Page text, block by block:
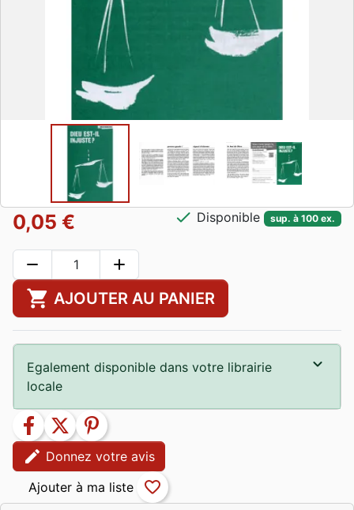
0,05 € check Disponible sup. à 100 ex.
remove add
shopping_cart AJOUTER AU PANIER
Egalement disponible dans votre librairie
locale
facebook twitter
pinterest
edit Donnez votre avis
favorite_border